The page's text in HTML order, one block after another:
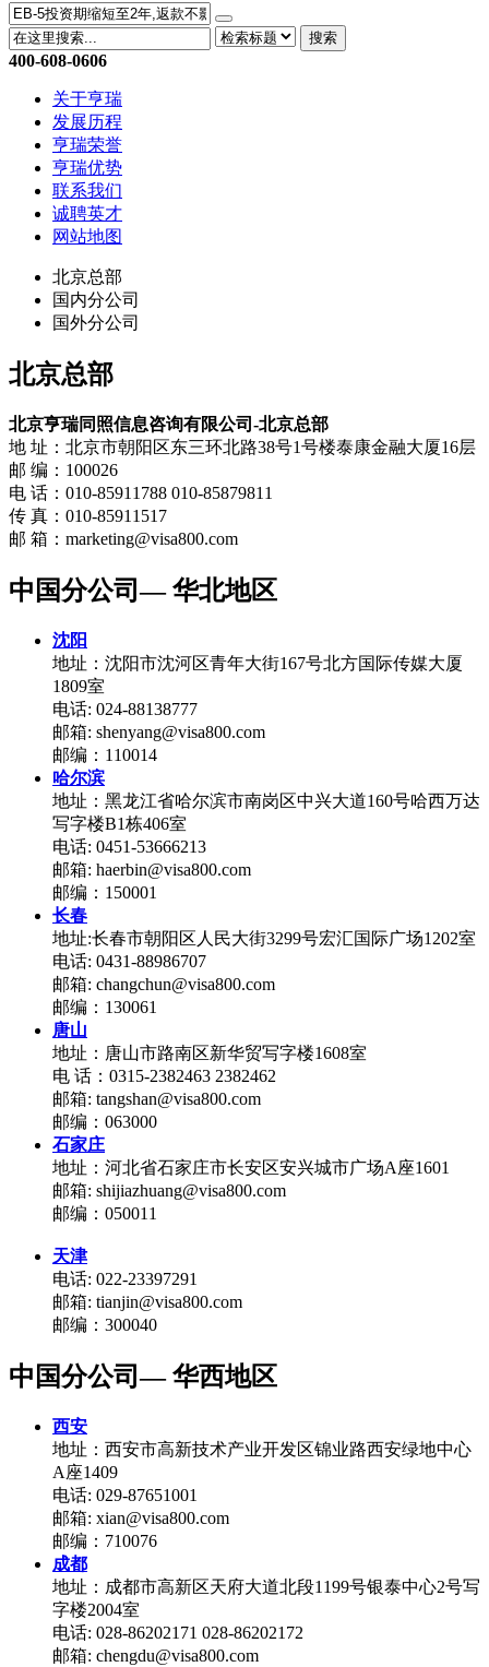
搜索
400-608-0606
关于亨瑞
发展历程
亨瑞荣誉
亨瑞优势
联系我们
诚聘英才
网站地图
北京总部
国内分公司
国外分公司
北京总部
北京亨瑞同照信息咨询有限公司-北京总部
地 址：北京市朝阳区东三环北路38号1号楼泰康金融大厦16层
邮 编：100026
电 话：010-85911788 010-85879811
传 真：010-85911517
邮 箱：marketing@visa800.com
中国分公司— 华北地区
沈阳
地址：沈阳市沈河区青年大街167号北方国际传媒大厦
1809室
电话: 024-88138777
邮箱: shenyang@visa800.com
邮编：110014
哈尔滨
地址：黑龙江省哈尔滨市南岗区中兴大道160号哈西万达
写字楼B1栋406室
电话: 0451-53666213
邮箱: haerbin@visa800.com
邮编：150001
长春
地址:长春市朝阳区人民大街3299号宏汇国际广场1202室
电话: 0431-88986707
邮箱: changchun@visa800.com
邮编：130061
唐山
地址：唐山市路南区新华贸写字楼1608室
电 话：0315-2382463 2382462
邮箱: tangshan@visa800.com
邮编：063000
石家庄
地址：河北省石家庄市长安区安兴城市广场A座1601
邮箱: shijiazhuang@visa800.com
邮编：050011
天津
电话: 022-23397291
邮箱: tianjin@visa800.com
邮编：300040
中国分公司— 华西地区
西安
地址：西安市高新技术产业开发区锦业路西安绿地中心
A座1409
电话: 029-87651001
邮箱: xian@visa800.com
邮编：710076
成都
地址：成都市高新区天府大道北段1199号银泰中心2号写
字楼2004室
电话: 028-86202171 028-86202172
邮箱: chengdu@visa800.com